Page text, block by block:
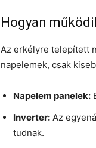
Hogyan
Az erkélyre telepített
napelemek, csak
Napelem panelek:
Inverter: Az
tudnak.